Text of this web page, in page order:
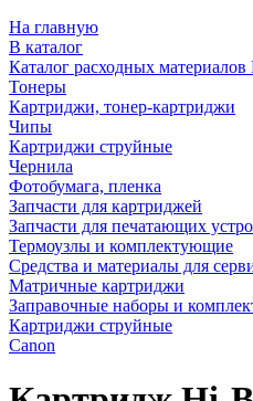
На главную
В каталог
Каталог расходных
Тонеры
Картриджи, тонер-картриджи
Чипы
Картриджи струйные
Чернила
Фотобумага, пленка
Запчасти для картриджей
Запчасти для печатающих
Термоузлы и комплектующие
Средства и материалы для
Матричные картриджи
Заправочные наборы и
Картриджи струйные
Canon